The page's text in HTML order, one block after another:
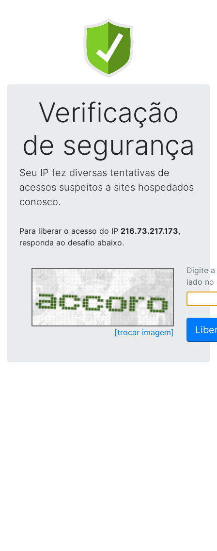
Verificação
de segurança
Seu IP fez diversas tentativas de
acessos suspeitos a sites hospedados
conosco.
Para liberar o acesso do IP 216.73.217.173,
responda ao desafio abaixo.
[trocar imagem]
Digite
lado no